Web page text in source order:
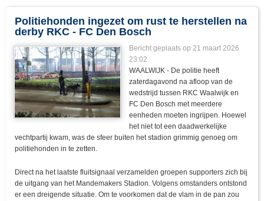
Politiehonden ingezet om rust te herstellen na
derby RKC - FC Den Bosch
Bericht geplaats op 21 maart 2026
23:02
WAALWIJK - De politie heeft
zaterdagavond na afloop van de
wedstrijd tussen RKC Waalwijk en
FC Den Bosch met meerdere
eenheden moeten ingrijpen. Hoewel
het niet tot een daadwerkelijke
vechtpartij kwam, was de sfeer buiten het stadion grimmig genoeg om
politiehonden in te zetten.
Direct na het laatste fluitsignaal verzamelden groepen supporters zich bij
de uitgang van het Mandemakers Stadion. Volgens omstanders ontstond
er een dreigende situatie. Om te voorkomen dat de vlam in de pan zou